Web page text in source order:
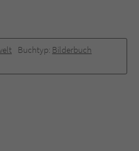
Buchtyp: Bilderbuch